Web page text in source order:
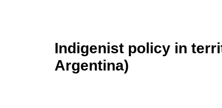
Indigenist policy in
Argentina)